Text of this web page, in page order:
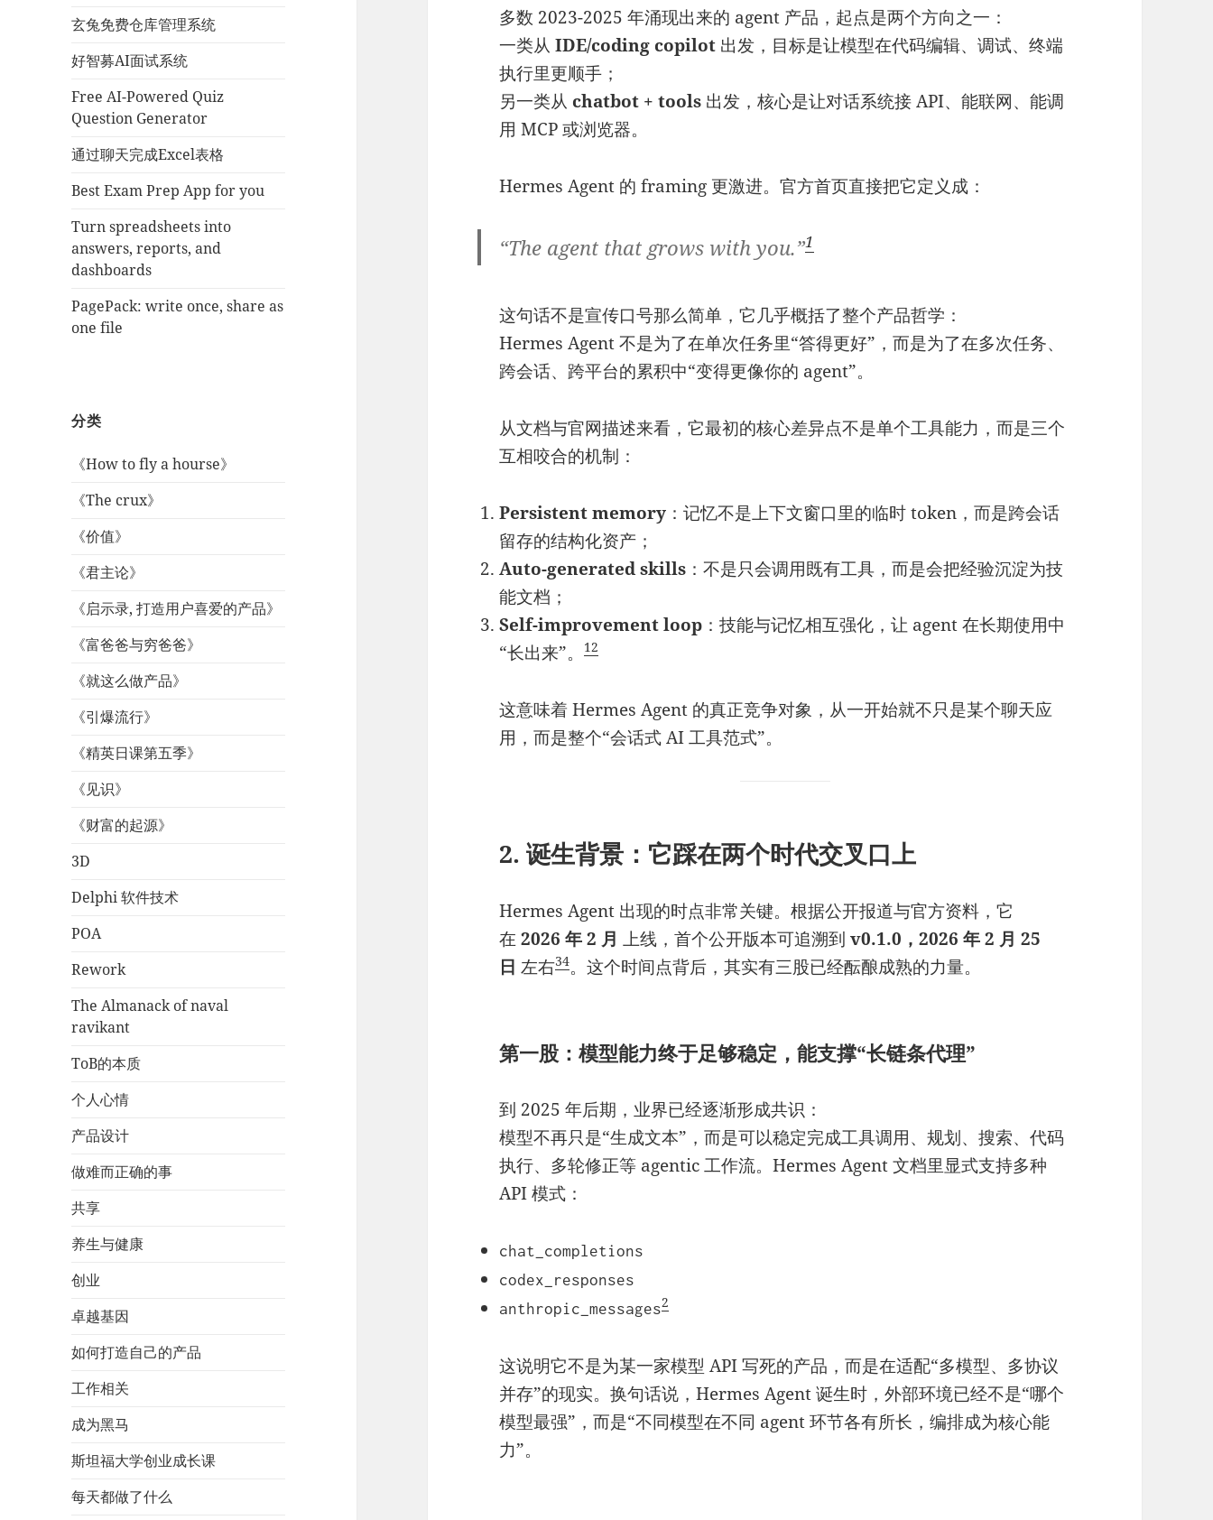
玄兔免费仓库管理系统
好智募AI面试系统
Free AI-Powered Quiz
Question Generator
通过聊天完成Excel表格
Best Exam Prep App for you
Turn spreadsheets into
answers, reports, and
dashboards
PagePack: write once, share as
one file
分类
《How to fly a hourse》
《The crux》
《价值》
《君主论》
《启示录, 打造用户喜爱的产品》
《富爸爸与穷爸爸》
《就这么做产品》
《引爆流行》
《精英日课第五季》
《见识》
《财富的起源》
3D
Delphi 软件技术
POA
Rework
The Almanack of naval
ravikant
ToB的本质
个人心情
产品设计
做难而正确的事
共享
养生与健康
创业
卓越基因
如何打造自己的产品
工作相关
成为黑马
斯坦福大学创业成长课
每天都做了什么
多数 2023-2025 年涌现出来的 agent 产品，起点是两个方向之一：
一类从IDE/coding copilot 出发，目标是让模型在代码编辑、调试、终端
执行里更顺手；
另一类从 chatbot + tools 出发，核心是让对话系统接 API、能联网、能调
用 MCP 或浏览器。
Hermes Agent 的 framing 更激进。官方首页直接把它定义成：
“The agent that grows with you.”1
这句话不是宣传口号那么简单，它几乎概括了整个产品哲学：
Hermes Agent 不是为了在单次任务里“答得更好”，而是为了在多次任务、
跨会话、跨平台的累积中“变得更像你的 agent”。
从文档与官网描述来看，它最初的核心差异点不是单个工具能力，而是三个
互相咬合的机制：
Persistent memory ：记忆不是上下文窗口里的临时 token，而是跨会话
留存的结构化资产；
Auto-generated skills ：不是只会调用既有工具，而是会把经验沉淀为技
能文档；
Self-improvement loop ：技能与记忆相互强化，让 agent 在长期使用中
“长出来”。12
这意味着 Hermes Agent 的真正竞争对象，从一开始就不只是某个聊天应
用，而是整个“会话式 AI 工具范式”。
2. 诞生背景：它踩在两个时代交叉口上
Hermes Agent 出现的时点非常关键。根据公开报道与官方资料，它
在2026 年 2 月 上线，首个公开版本可追溯到v0.1.0，2026 年 2 月 25
日 左右34。这个时间点背后，其实有三股已经酝酿成熟的力量。
第一股：模型能力终于足够稳定，能支撑“长链条代理”
到 2025 年后期，业界已经逐渐形成共识：
模型不再只是“生成文本”，而是可以稳定完成工具调用、规划、搜索、代码
执行、多轮修正等 agentic 工作流。Hermes Agent 文档里显式支持多种
API 模式：
chat_completions
codex_responses
anthropic_messages2
这说明它不是为某一家模型 API 写死的产品，而是在适配“多模型、多协议
并存”的现实。换句话说，Hermes Agent 诞生时，外部环境已经不是“哪个
模型最强”，而是“不同模型在不同 agent 环节各有所长，编排成为核心能
力”。